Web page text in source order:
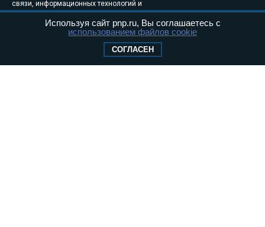
связи, информационных технологий и
августа 2011 года. 18+
Свидетельство о регистрации Эл № ФС77-
Используя сайт pnp.ru, Вы соглашаетесь с
использованием файлов cookie
СОГЛАСЕН